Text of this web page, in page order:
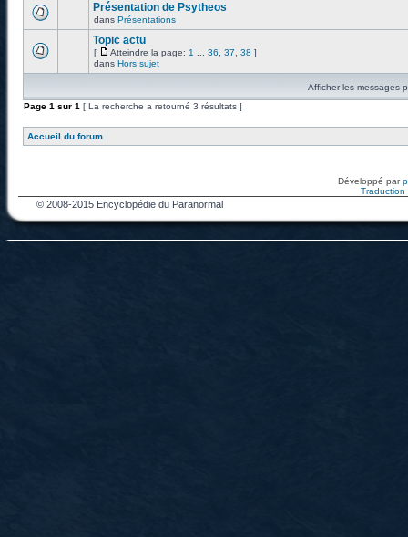
Présentation de Psytheos
dans Présentations
Topic actu
[ Atteindre la page: 1 36 37 38 ]
dans Hors sujet
Afficher les messages
Page 1 sur 1 [ La recherche a retourné 3 résultats ]
Accueil du forum
Développé par
Traduction
© 2008-2015 Encyclopédie du Paranormal